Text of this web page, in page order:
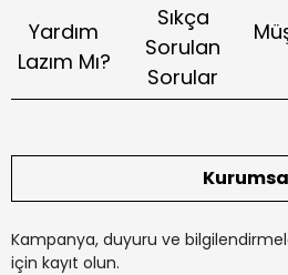
Yardım
Lazım Mı?
Sıkça
Sorulan
Sorular
Kampanya, duyuru ve
için kayıt olun.